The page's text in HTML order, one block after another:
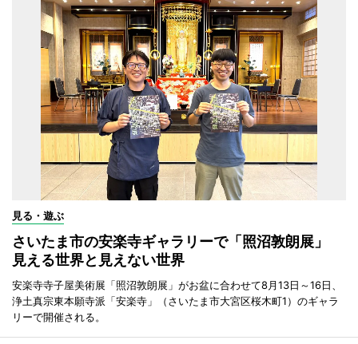
見る・遊ぶ
さいたま市の安楽寺ギャラリーで「照沼敦朗展」
見える世界と見えない世界
安楽寺寺子屋美術展「照沼敦朗展」がお盆に合わせて8月13日～16日、
浄土真宗東本願寺派「安楽寺」（さいたま市大宮区桜木町1）のギャラ
リーで開催される。